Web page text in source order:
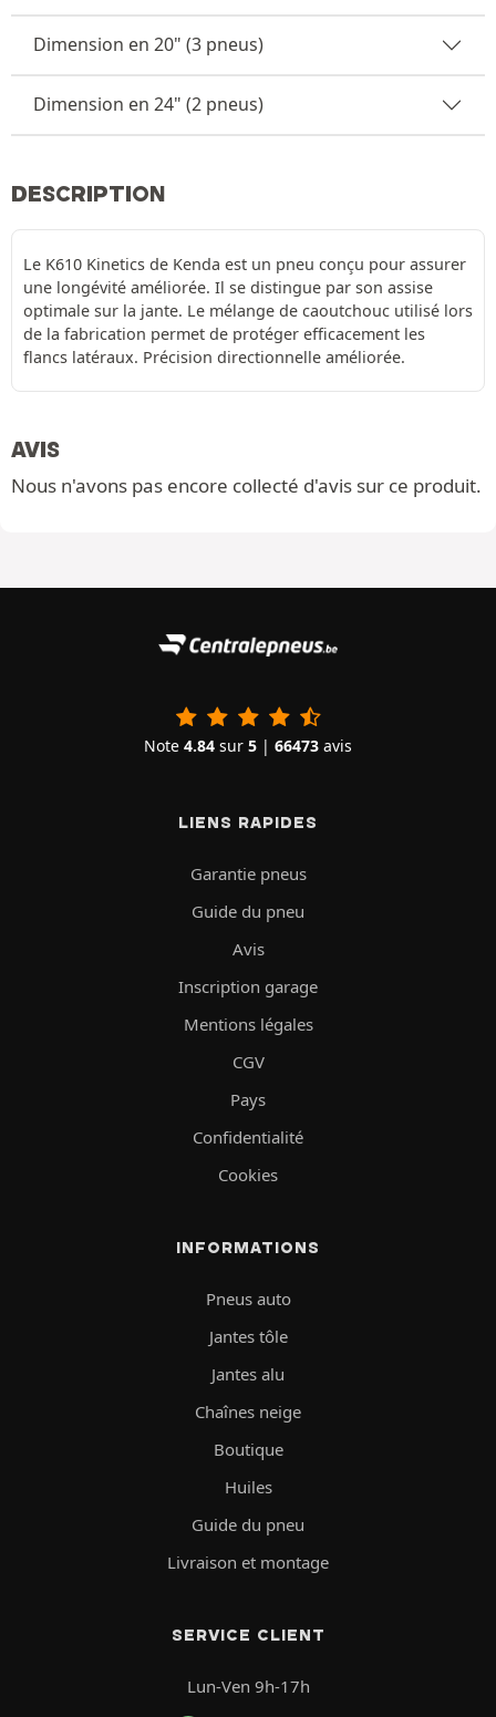
Dimension en 20" (3 pneus)
Dimension en 24" (2 pneus)
DESCRIPTION
Le K610 Kinetics de Kenda est un pneu conçu pour assurer
une longévité améliorée. Il se distingue par son assise
optimale sur la jante. Le mélange de caoutchouc utilisé lors
de la fabrication permet de protéger efficacement les
flancs latéraux. Précision directionnelle améliorée.
AVIS
Nous n'avons pas encore collecté d'avis sur ce produit.
Note 4.84 sur 5 | 66473 avis
LIENS RAPIDES
Garantie pneus
Guide du pneu
Avis
Inscription garage
Mentions légales
CGV
Pays
Confidentialité
Cookies
INFORMATIONS
Pneus auto
Jantes tôle
Jantes alu
Chaînes neige
Boutique
Huiles
Guide du pneu
Livraison et montage
SERVICE CLIENT
Lun-Ven 9h-17h